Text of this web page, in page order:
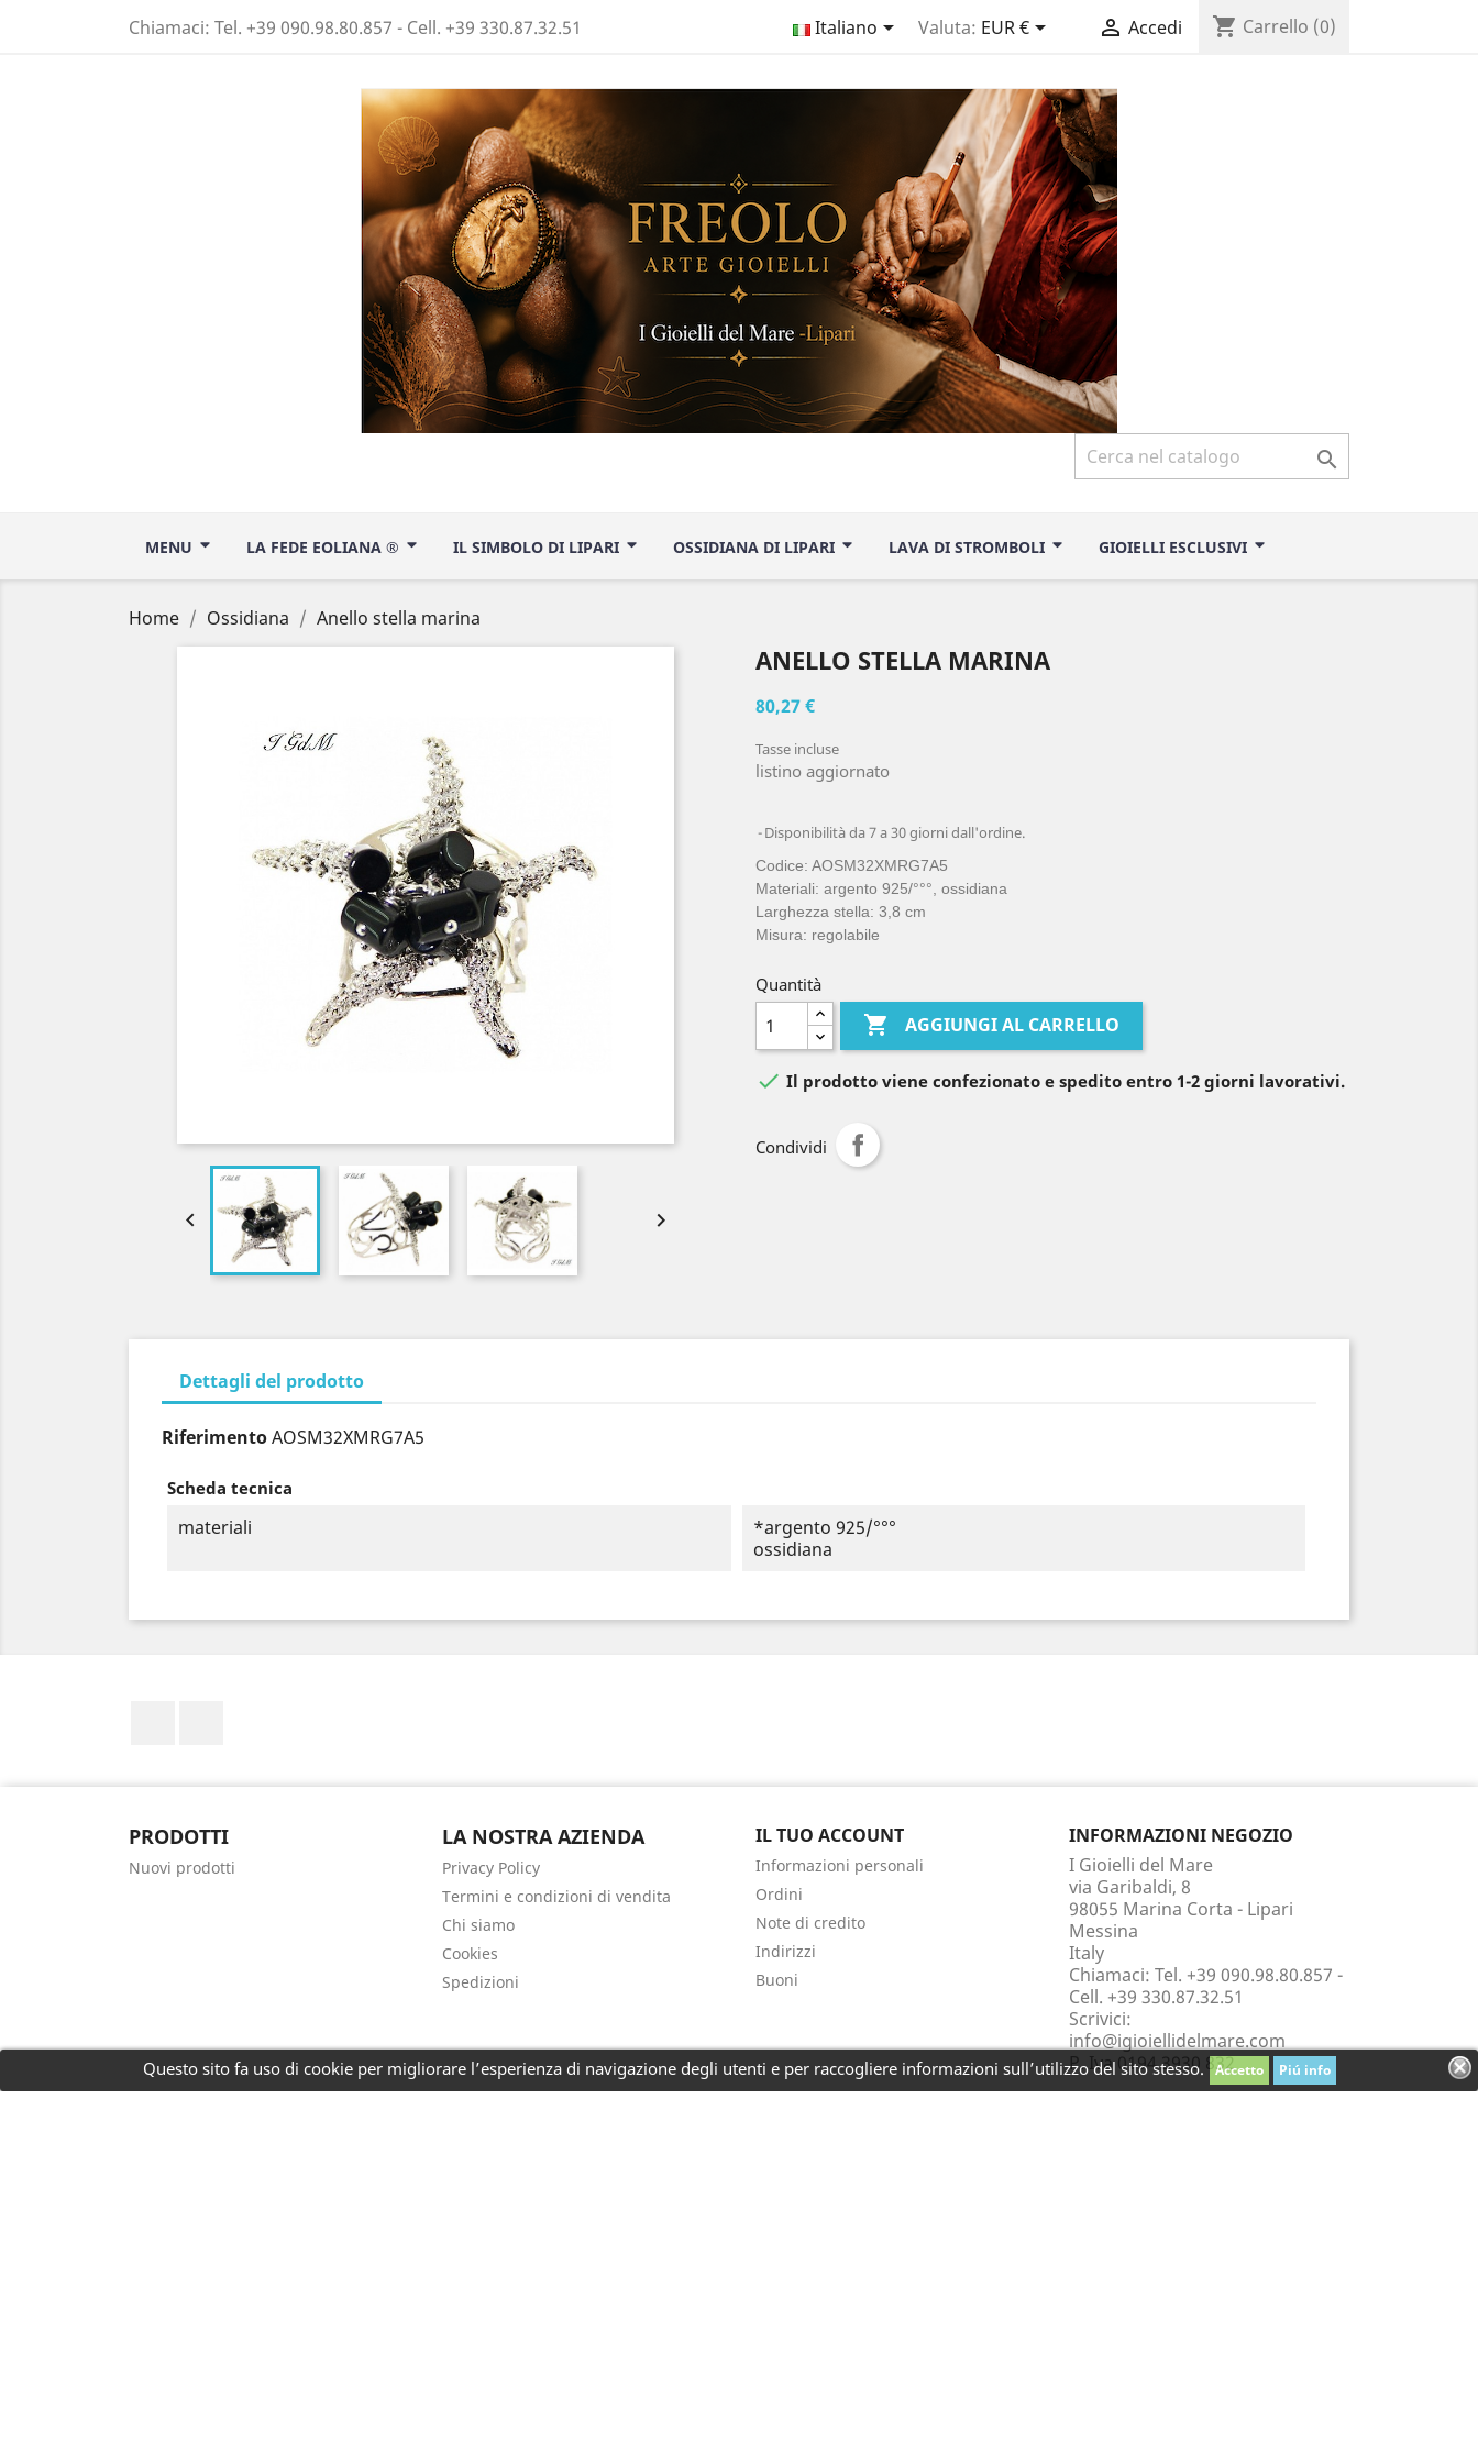
Chiamaci: Tel. +39 090.98.80.857 - Cell. +39 330.87.32.51 Italiano Valuta: EUR €  Accedi shopping_cart Carrello (0)

Questo sito fa uso di cookie per migliorare l’esperienza di navigazione degli utenti e per raccogliere informazioni sull’utilizzo del sito stesso. Accetto Piú info
MENU LA FEDE EOLIANA ® IL SIMBOLO DI LIPARI OSSIDIANA DI LIPARI LAVA DI STROMBOLI GIOIELLI ESCLUSIVI
Home Ossidiana Anello stella marina
 
ANELLO STELLA MARINA
80,27 €
Tasse incluse
listino aggiornato
Disponibilità da 7 a 30 giorni dall'ordine.
Codice: AOSM32XMRG7A5
Materiali: argento 925/°°°, ossidiana
Larghezza stella: 3,8 cm
Misura: regolabile
Quantità
 AGGIUNGI AL CARRELLO
 Il prodotto viene confezionato e spedito entro 1-2 giorni lavorativi.
Condividi
Dettagli del prodotto
RiferimentoAOSM32XMRG7A5
Scheda tecnica
materiali
*argento 925/°°°
ossidiana
PRODOTTI
Nuovi prodotti
LA NOSTRA AZIENDA
Privacy Policy
Termini e condizioni di vendita
Chi siamo
Cookies
Spedizioni
IL TUO ACCOUNT
Informazioni personali
Ordini
Note di credito
Indirizzi
Buoni
INFORMAZIONI NEGOZIO
I Gioielli del Mare
via Garibaldi, 8
98055 Marina Corta - Lipari
Messina
Italy
Chiamaci: Tel. +39 090.98.80.857 -
Cell. +39 330.87.32.51
Scrivici:
info@igioiellidelmare.com
P. Iva 0194 3930 832